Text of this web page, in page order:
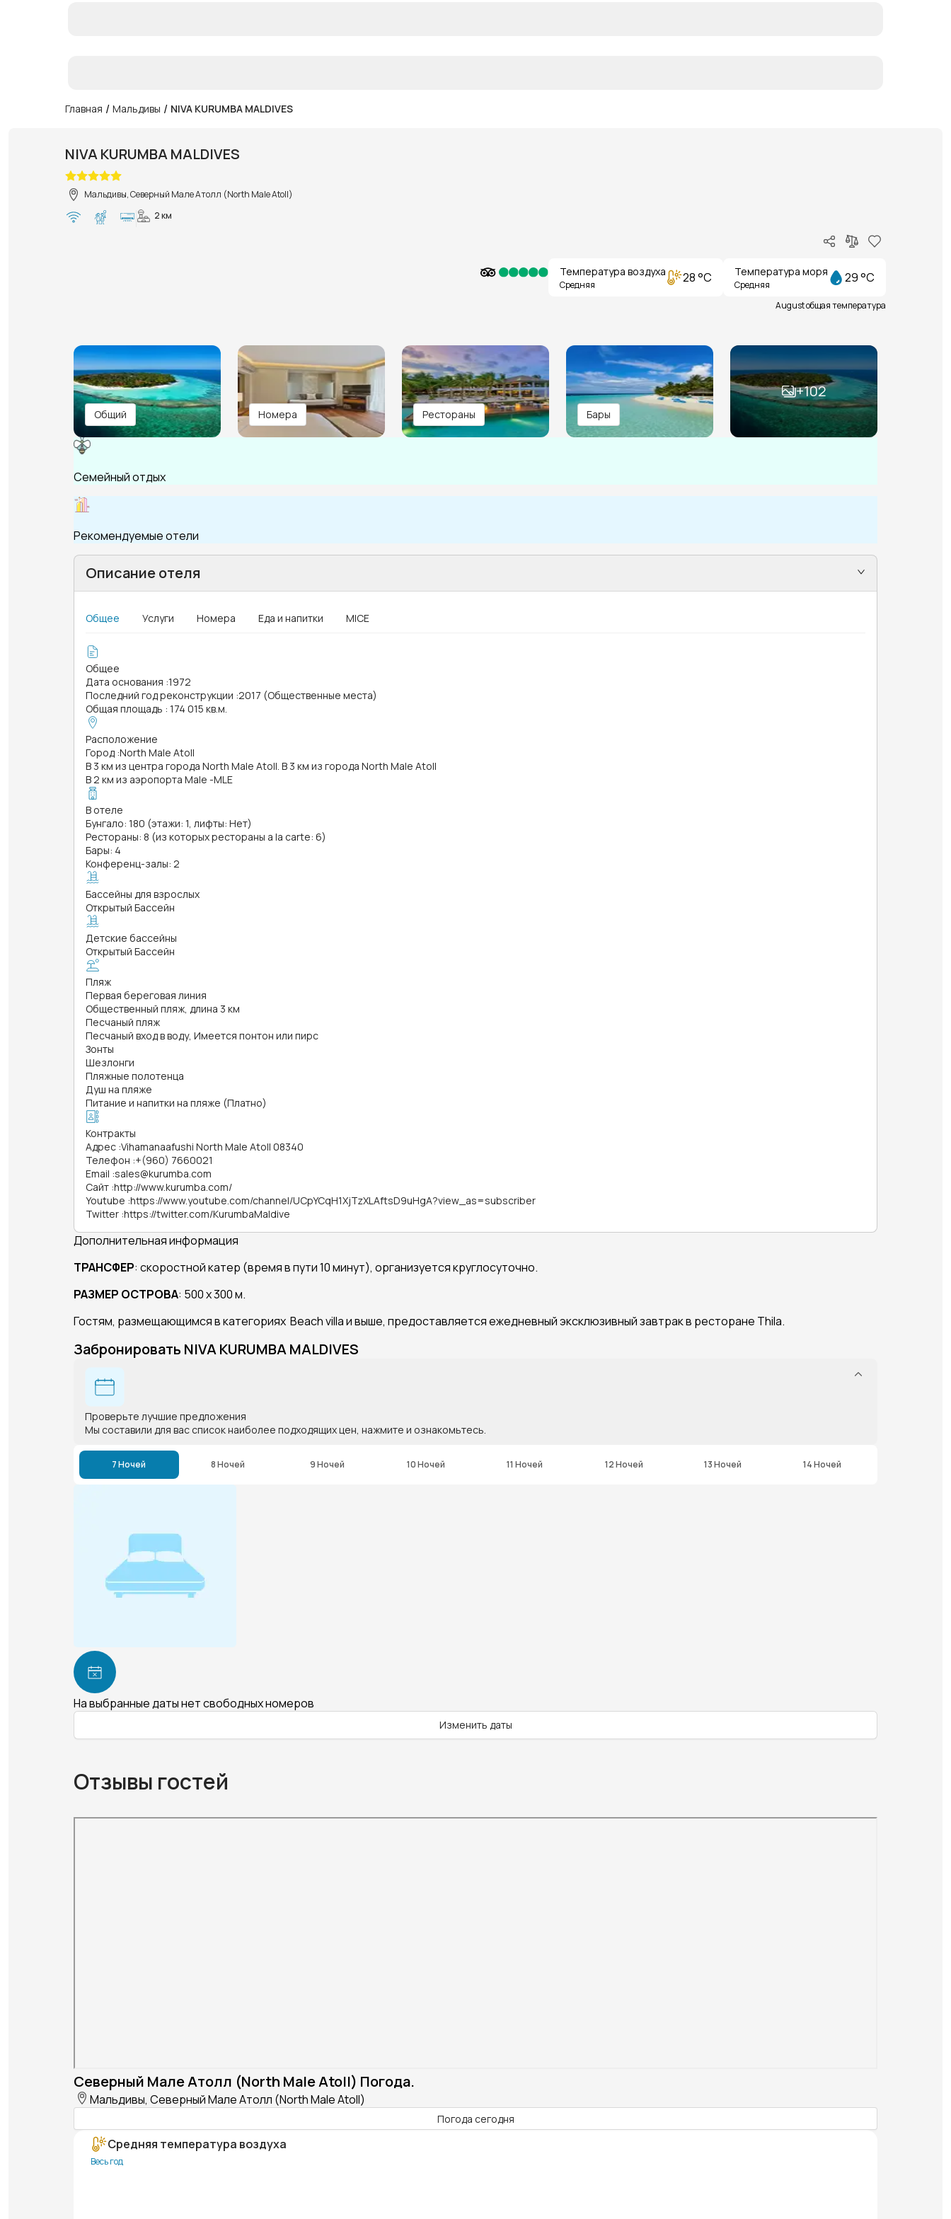
Главная / Мальдивы / NIVA KURUMBA MALDIVES
NIVA KURUMBA MALDIVES
Мальдивы, Северный Мале Атолл (North Male Atoll)
2 км
Температура воздуха
Средняя 28 °C Температура моря
Средняя 29 °C
August общая температура
Общий Номера Рестораны Бары
+102
Семейный отдых
Рекомендуемые отели
Описание отеля
Общее Услуги Номера Еда и напитки MICE
Общее
Дата основания :1972
Последний год реконструкции :2017 (Общественные места)
Общая площадь : 174 015 кв.м.
Расположение
Город :North Male Atoll
В 3 км из центра города North Male Atoll. В 3 км из города North Male Atoll
В 2 км из аэропорта Male -MLE
В отеле
Бунгало: 180 (этажи: 1, лифты: Нет)
Рестораны: 8 (из которых рестораны a la carte: 6)
Бары: 4
Конференц-залы: 2
Бассейны для взрослых
Открытый Бассейн
Детские бассейны
Открытый Бассейн
Пляж
Первая береговая линия
Общественный пляж, длина 3 км
Песчаный пляж
Песчаный вход в воду, Имеется понтон или пирс
Зонты
Шезлонги
Пляжные полотенца
Душ на пляже
Питание и напитки на пляже (Платно)
Контракты
Адрес :Vihamanaafushi North Male Atoll 08340
Телефон :+(960) 7660021
Email :sales@kurumba.com
Сайт :http://www.kurumba.com/
Youtube :https://www.youtube.com/channel/UCpYCqH1XjTzXLAftsD9uHgA?view_as=subscriber
Twitter :https://twitter.com/KurumbaMaldive
Дополнительная информация
ТРАНСФЕР: скоростной катер (время в пути 10 минут), организуется круглосуточно.
РАЗМЕР ОСТРОВА: 500 х 300 м.
Гостям, размещающимся в категориях Beach villa и выше, предоставляется ежедневный эксклюзивный завтрак в ресторане Thila.
Забронировать NIVA KURUMBA MALDIVES
Проверьте лучшие предложения
Мы составили для вас список наиболее подходящих цен, нажмите и ознакомьтесь.
7 Ночей 8 Ночей 9 Ночей 10 Ночей 11 Ночей 12 Ночей 13 Ночей 14 Ночей
На выбранные даты нет свободных номеров
Изменить даты
Отзывы гостей
Северный Мале Атолл (North Male Atoll) Погода.
Мальдивы, Северный Мале Атолл (North Male Atoll)
Погода сегодня
Средняя температура воздуха
Весь год